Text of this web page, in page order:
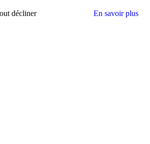
décliner
En savoir plus